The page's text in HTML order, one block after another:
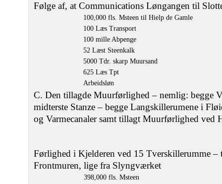
Følge af, at Communications Løngangen til
100,000 fls. Msteen til Hielp de Gamle
100 Læs Transport
100 mille Abpenge
52 Læst Steenkalk
5000 Tdr. skarp Muursand
625 Læs Tpt
Arbeidsløn
C. Den tillagde Muurførlighed – nemlig: begge
midterste Stanze – begge Langskillerumene i
og Varmecanaler samt tillagt Muurførlighed ved
Førlighed i Kjelderen ved 15 Tverskillerumme
Frontmuren, lige fra Slyngværket
398,000 fls. Msteen